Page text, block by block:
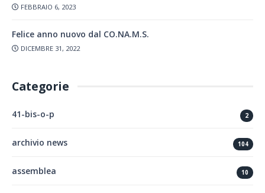
FEBBRAIO 6, 2023
Felice anno nuovo dal CO.NA.M.S.
DICEMBRE 31, 2022
Categorie
41-bis-o-p 2
archivio news 104
assemblea 10